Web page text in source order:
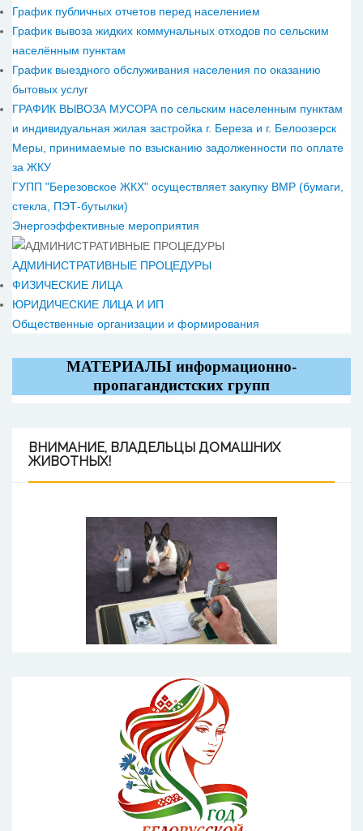
График публичных отчетов перед населением
График вывоза жидких коммунальных отходов по сельским
населённым пунктам
График выездного обслуживания населения по оказанию
бытовых услуг
ГРАФИК ВЫВОЗА МУСОРА по сельским населенным пунктам
и индивидуальная жилая застройка г. Береза и г. Белоозерск
Меры, принимаемые по взысканию задолженности по оплате
за ЖКУ
ГУПП "Березовское ЖКХ" осуществляет закупку ВМР (бумаги,
стекла, ПЭТ-бутылки)
Энергоэффективные мероприятия
АДМИНИСТРАТИВНЫЕ ПРОЦЕДУРЫ
ФИЗИЧЕСКИЕ ЛИЦА
ЮРИДИЧЕСКИЕ ЛИЦА И ИП
Общественные организации и формирования
МАТЕРИАЛЫ информационно-
пропагандистских групп
ВНИМАНИЕ, ВЛАДЕЛЬЦЫ ДОМАШНИХ
ЖИВОТНЫХ!